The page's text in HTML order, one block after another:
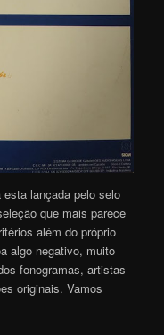
lançada pelo selo
que mais parece
além do próprio
algo negativo, muito
fonogramas, artistas
originais. Vamos